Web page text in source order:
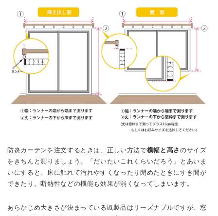
防炎カーテンを注文するときは、正しい方法で横幅と高さ のサイズ
をきちんと測りましょう。「だいたいこれくらいだろう」とあいま
いにすると、床に触れて汚れやすくなったり閉めたときにすき間が
できたり。断熱性などの機能も効果が弱くなってしまいます。
あらかじめ大きさが決まっている既製品はリーズナブルですが、窓